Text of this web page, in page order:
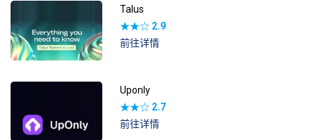
Talus
★★☆ 2.9
前往详情
Uponly
★★☆ 2.7
前往详情